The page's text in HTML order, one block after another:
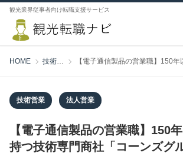
観光業界従事者向け転職支援サービス
HOME 技術営業
技術営業 法人営業
【電子通信製品の営業職】150
持つ技術専門商社「コーンズグ